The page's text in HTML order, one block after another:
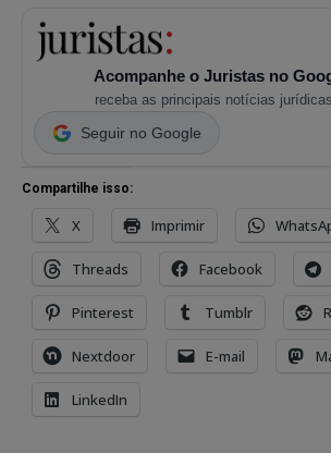
Acompanhe o Juristas no
receba as principais notícias
Seguir no Google
Compartilhe isso:
X Imprimir
Threads Facebook
Pinterest Tumblr
Nextdoor E-mail
LinkedIn